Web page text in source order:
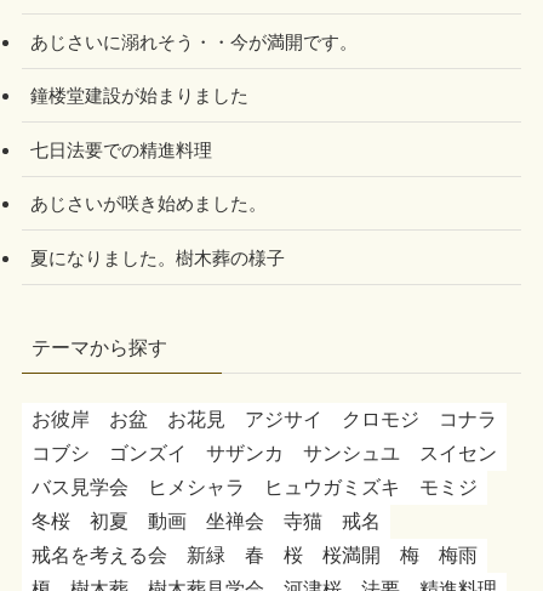
あじさいに溺れそう・・今が満開です。
鐘楼堂建設が始まりました
七日法要での精進料理
あじさいが咲き始めました。
夏になりました。樹木葬の様子
テーマから探す
お彼岸 お盆 お花見 アジサイ クロモジ
コナラ
コブシ
ゴンズイ サザンカ サンシュユ
スイセン
バス見学会
ヒメシャラ ヒュウガミズキ
モミジ
冬桜
初夏 動画 坐禅会 寺猫
戒名
戒名を考える会
新緑 春 桜 桜満開 梅
梅雨